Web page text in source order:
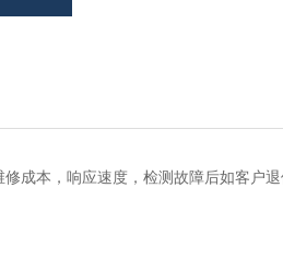
成本，响应速度，检测故障后如客户